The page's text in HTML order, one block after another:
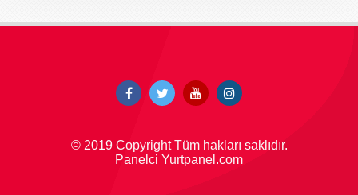
© 2019 Copyright Tüm hakları saklıdır.
Panelci Yurtpanel.com